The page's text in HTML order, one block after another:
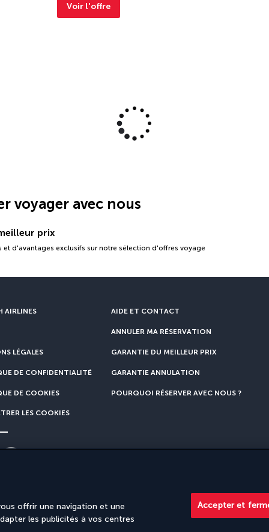
Voir l'offre
voyager avec nous
prix
d'avantages exclusifs sur notre sélection d'offres voyage
AIRLINES
LÉGALES
DE CONFIDENTIALITÉ
DE COOKIES
LES COOKIES
AIDE ET CONTACT
ANNULER MA RÉSERVATION
GARANTIE DU MEILLEUR PRIX
GARANTIE ANNULATION
POURQUOI RÉSERVER AVEC NOUS ?
Airlines. Les ventes sont réalisées par PerfectStay.com
offrir une navigation et une
les publicités à vos centres
Accepter et